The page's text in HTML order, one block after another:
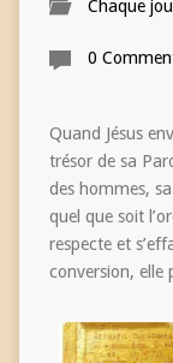
Chaque
0
Quand Jésus
trésor de sa
des hommes,
quel que soit
respecte et
conversion, elle